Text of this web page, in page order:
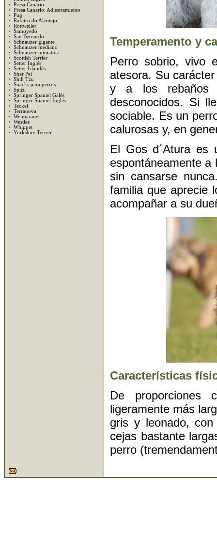
• Presa Canario
• Presa Canario: Adiestramiento
• Pug
• Rafeiro do Alentejo
• Rottweiler
• Samoyedo
• San Bernardo
• Schnauzer gigante
• Schnauzer mediano
• Schnauzer miniatura
• Scottish Terrier
• Setter Inglés
• Setter Irlandés
• Shar Pei
• Shih Tzu
• Snacks para perros
• Spitz
• Springer Spaniel Galés
• Springer Spaniel Inglés
• Teckel
• Terranova
• Weimaraner
• Westies
• Whippet
• Yorkshire Terrier
Temperamento y
Perro sobrio, vivo
atesora. Su
y a los rebaños
desconocidos. Si
sociable. Es un
calurosas y, en
El Gos d´Atura es
espontáneamente a
sin cansarse
familia que aprecie
acompañar a su
Características
De proporciones
ligeramente más
gris y leonado,
cejas bastante
perro